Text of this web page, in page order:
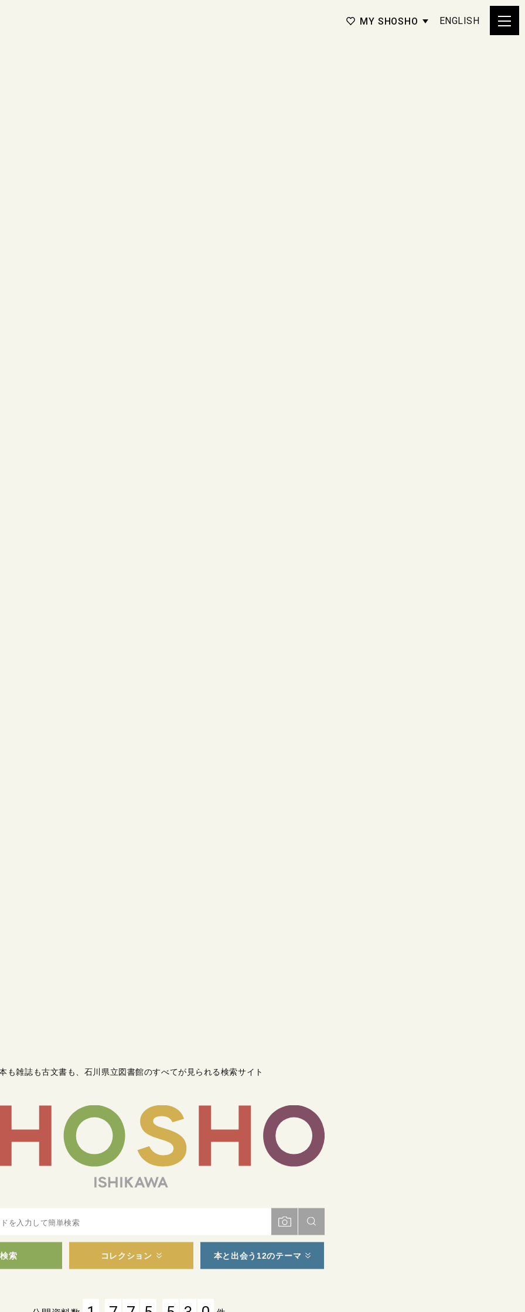
MY SHOSHO ENGLISH
も雑誌も古文書も 石川県立図書館のすべてが見られる検索サイト
索 コレクション 本と出会う12のテーマ